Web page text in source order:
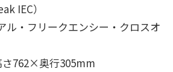
IEC）
ル・フリークエンシー・クロスオ
762×奥行305mm